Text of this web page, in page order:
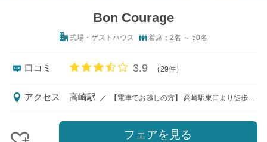
Bon Courage
式場・ゲストハウス 着席：2名 ～ 50名
口コミ 口コミ評価
3.9 （29件）
アクセス 高崎駅 ／ 【電車でお越しの方】 高崎駅東口より徒歩3分 【お車でお越しの方】 関越自動車道 高崎ICよりお車で10分 玉村スマートインターチェンジICよりお車で10分
フェアを見る